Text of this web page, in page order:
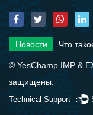
Новости
Основы
Новости
Различные
Новости
Что
Основы
Новости
Новости
Основы
© YesChamp IMP &
защищены.
Technical Support ：